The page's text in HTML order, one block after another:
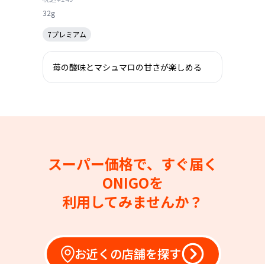
32g
7プレミアム
苺の酸味とマシュマロの甘さが楽しめる
スーパー価格で、すぐ届く
ONIGOを
利用してみませんか？
お近くの店舗を探す